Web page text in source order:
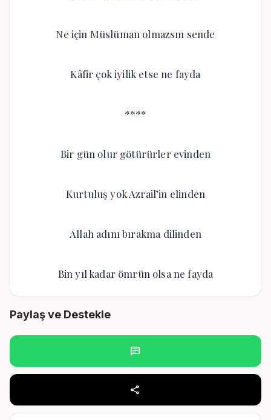
Ne için Müslüman olmazsın sende
Kâfir çok iyilik etse ne fayda
****
Bir gün olur götürürler evinden
Kurtuluş yok Azrail’in elinden
Allah adını bırakma dilinden
Bin yıl kadar ömrün olsa ne fayda
Paylaş ve Destekle
chat
share